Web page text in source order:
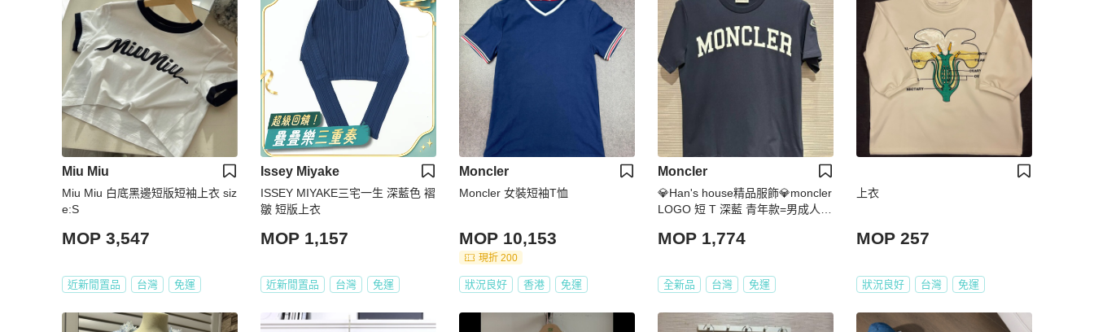
Miu Miu
Miu Miu 白底黑邊短版短袖上衣 siz
e:S
MOP 3,547
近新閒置品 台灣 免運
Issey Miyake
ISSEY MIYAKE三宅一生 深藍色 褶
皺 短版上衣
MOP 1,157
近新閒置品 台灣 免運
Moncler
Moncler 女裝短袖T恤
MOP 10,153
現折 200
狀況良好 香港 免運
Moncler
💎Han's house精品服飾💎moncler
LOGO 短 T 深藍 青年款=男成人X
MOP 1,774
全新品 台灣 免運
上衣
MOP 257
狀況良好 台灣 免運